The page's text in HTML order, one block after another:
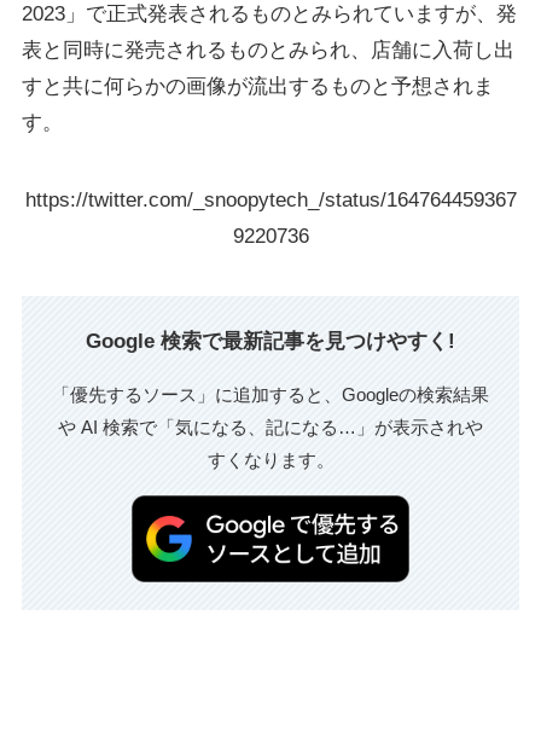
2023」で正式発表されるものとみられていますが、発
表と同時に発売されるものとみられ、店舗に入荷し出
すと共に何らかの画像が流出するものと予想されま
す。
https://twitter.com/_snoopytech_/status/164764459367
9220736
Google 検索で最新記事を見つけやすく!
「優先するソース」に追加すると、Googleの検索結果
や AI 検索で「気になる、記になる…」が表示されや
すくなります。